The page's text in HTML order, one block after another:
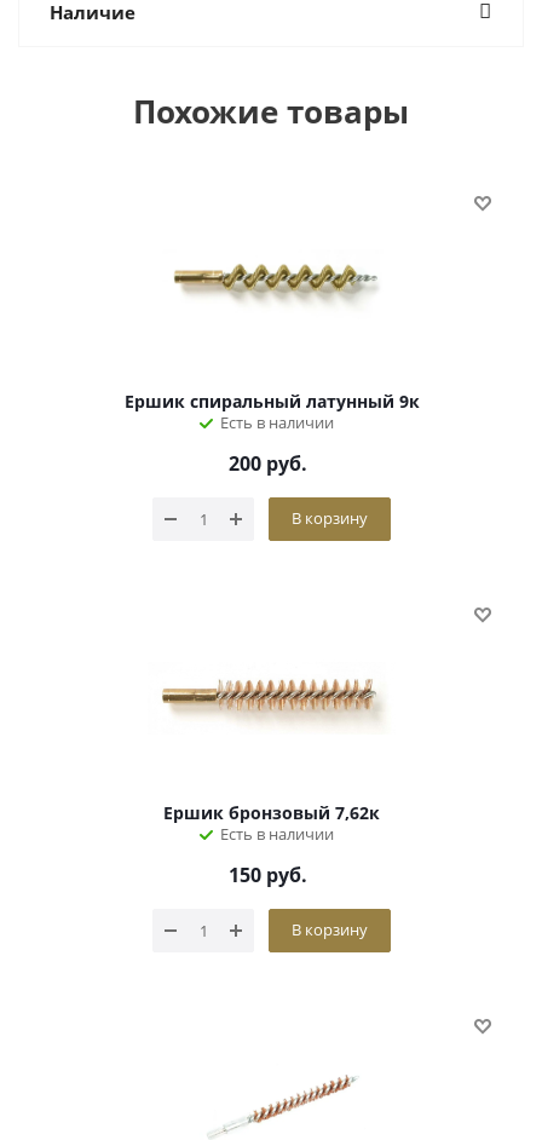
Наличие
Похожие товары
Ершик спиральный латунный 9к
Есть в наличии
200руб.
В корзину
Ершик бронзовый 7,62к
Есть в наличии
150руб.
В корзину